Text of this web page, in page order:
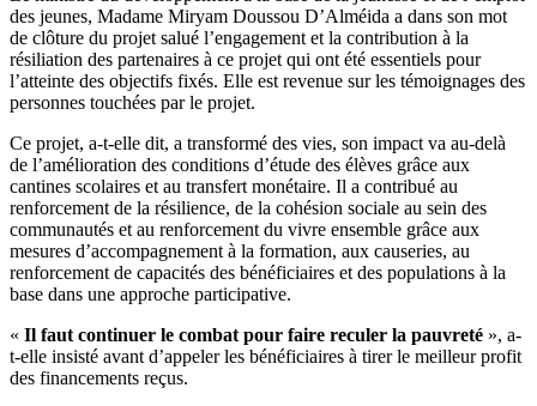
des jeunes, Madame Miryam Doussou D’Alméida a dans son mot
de clôture du projet salué l’engagement et la contribution à la
résiliation des partenaires à ce projet qui ont été essentiels pour
l’atteinte des objectifs fixés. Elle est revenue sur les témoignages des
personnes touchées par le projet.
Ce projet, a-t-elle dit, a transformé des vies, son impact va au-delà
de l’amélioration des conditions d’étude des élèves grâce aux
cantines scolaires et au transfert monétaire. Il a contribué au
renforcement de la résilience, de la cohésion sociale au sein des
communautés et au renforcement du vivre ensemble grâce aux
mesures d’accompagnement à la formation, aux causeries, au
renforcement de capacités des bénéficiaires et des populations à la
base dans une approche participative.
« Il faut continuer le combat pour faire reculer la pauvreté », a-
t-elle insisté avant d’appeler les bénéficiaires à tirer le meilleur profit
des financements reçus.